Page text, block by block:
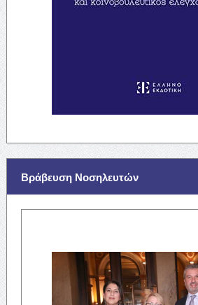
Βράβευση Νοσηλευτών